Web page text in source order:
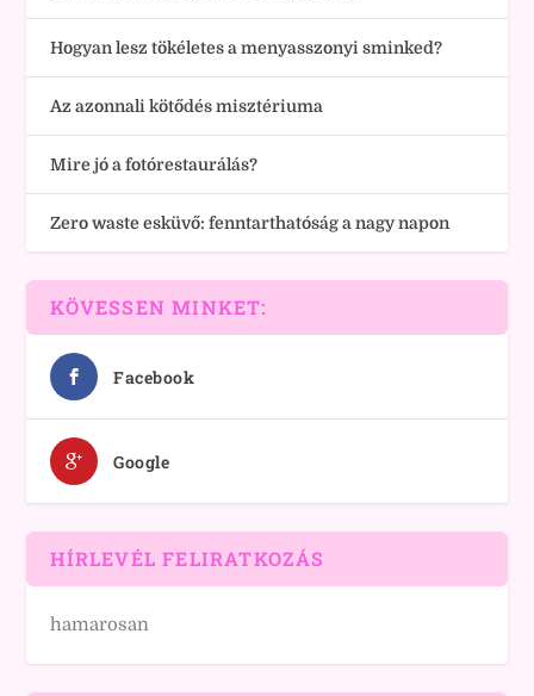
Hogyan lesz tökéletes a menyasszonyi sminked?
Az azonnali kötődés misztériuma
Mire jó a fotórestaurálás?
Zero waste esküvő: fenntarthatóság a nagy napon
KÖVESSEN MINKET:
Facebook
Google
HÍRLEVÉL FELIRATKOZÁS
hamarosan